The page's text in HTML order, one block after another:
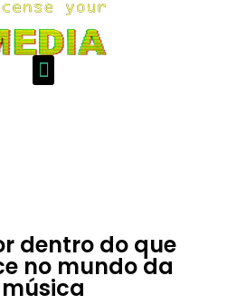
dentro do que
no mundo da
música